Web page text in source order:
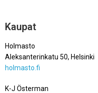
Kaupat
Holmasto
Aleksanterinkatu 50, Helsinki
holmasto.fi
K-J Österman